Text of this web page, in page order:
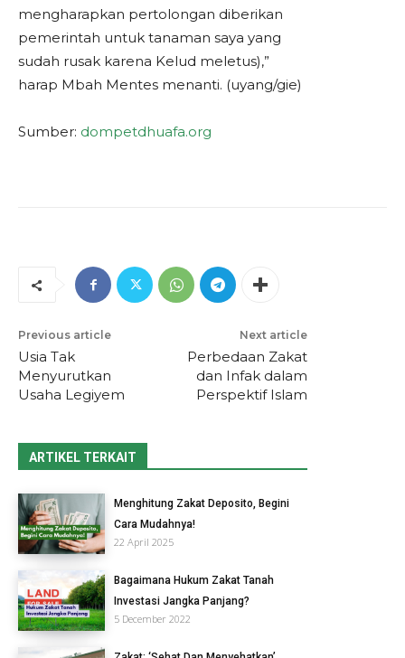
mengharapkan pertolongan diberikan
pemerintah untuk tanaman saya yang
sudah rusak karena Kelud meletus),”
harap Mbah Mentes menanti. (uyang/gie)
Sumber: dompetdhuafa.org
Previous article
Usia Tak
Menyurutkan
Usaha Legiyem
Next article
Perbedaan Zakat
dan Infak dalam
Perspektif Islam
ARTIKEL TERKAIT
Menghitung Zakat Deposito, Begini
Cara Mudahnya!
22 April 2025
Bagaimana Hukum Zakat Tanah
Investasi Jangka Panjang?
5 December 2022